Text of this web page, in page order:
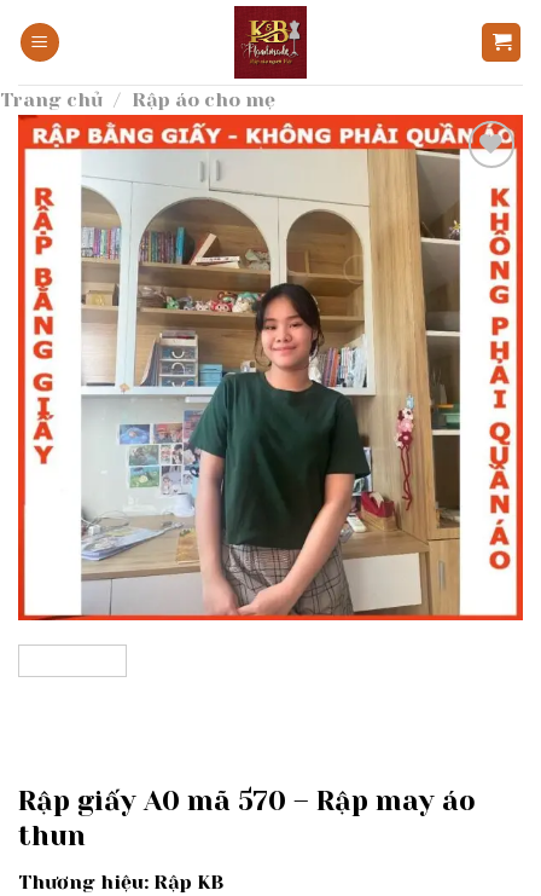
qua
dung
Trang chủ / Rập áo cho mẹ
Add to
wishlist
Rập giấy A0 mã 570 – Rập may áo
thun
Thương hiệu: Rập KB